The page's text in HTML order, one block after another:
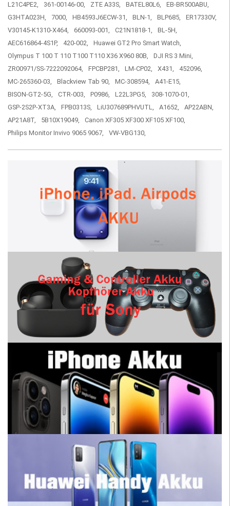
L21C4PE2,
361-00146-00, ZTE A33S, BATEL80L6,
EB-BR500ABU,
G3HTA023H,
7000, HB4593J6ECW-31, BLN-1, BLP685,
ER17330V,
V30145-K1310-X464,
660093-001, C21N1818-1,
BL-5H,
AEC616864-4S1P,
420-002,
Huawei GT2 Pro Smart Watch,
Olympus T 100 T 110 T100 T110 X36 X960 80B,
DJI RS 3 Mini,
ZR00971/SS-7222092064,
FPCBP281, LM-CP02, X431,
452096,
MC-265360-03,
Blackview Tab 90, MC-308594,
A41-E15,
BISON-GT2-5G,
CTR-003, P0986, L22L3PG5,
308-1070-01,
GSP-2S2P-XT3A,
FPB0313S, LiU307689PHVUTL, A1652,
AP22ABN,
AP21A8T,
5B10X19049,
Canon XF305 XF300 XF105 XF100,
Philips Monitor Invivo 9065 9067,
VW-VBG130,